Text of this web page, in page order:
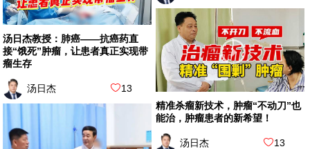
汤日杰教授：肺癌——抗癌药直
接“饿死”肿瘤，让患者真正实现带
瘤生存
汤日杰
13
精准杀瘤新技术，肿瘤“不动刀”也
能治，肿瘤患者的新希望！
汤日杰 13